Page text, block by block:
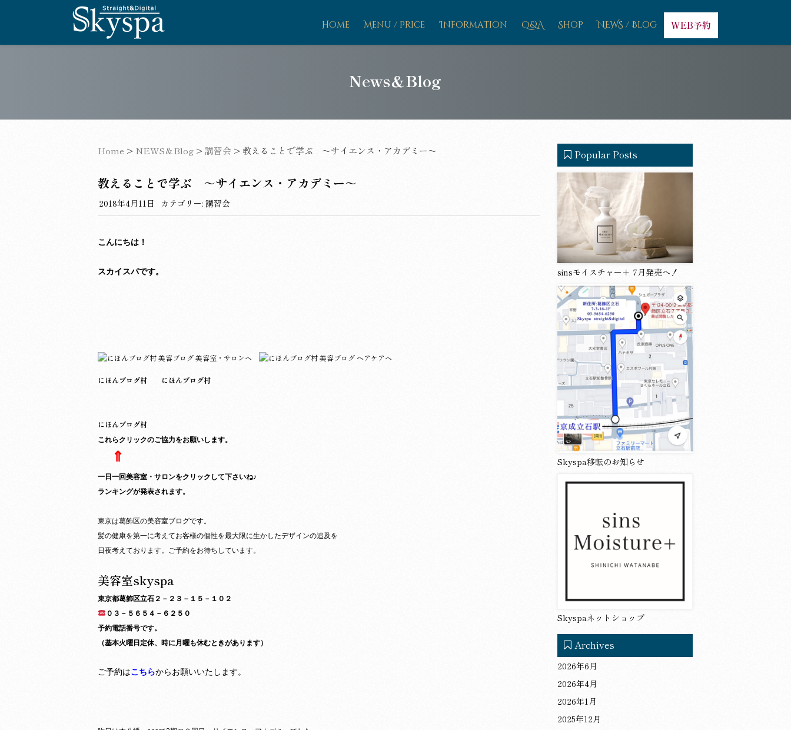
Home Menu / Price Information Q&A Shop NEWS / Blog WEB予約
News＆Blog
Home > NEWS＆Blog >講習会 > 教えることで学ぶ ～サイエンス・アカデミー～
教えることで学ぶ ～サイエンス・アカデミー～
2018年4月11日 カテゴリー: 講習会
こんにちは！
スカイスパです。
にほんブログ村 にほんブログ村
にほんブログ村
これらクリックのご協力をお願いします。
⇑
一日一回美容室・サロンをクリックして下さいね♪
ランキングが発表されます。
東京は葛飾区の美容室ブログです。
髪の健康を第一に考えてお客様の個性を最大限に生かしたデザインの追及を
日夜考えております。ご予約をお待ちしています。
美容室skyspa
東京都葛飾区立石２－２３－１５－１０２
０３－５６５４－６２５０
予約電話番号です。
（基本火曜日定休、時に月曜も休むときがあります）
ご予約はこちらからお願いいたします。
Popular Posts
sinsモイスチャー＋ 7月発売へ！
Skyspa移転のお知らせ
Skyspaネットショップ
Archives
2026年6月
2026年4月
2026年1月
2025年12月